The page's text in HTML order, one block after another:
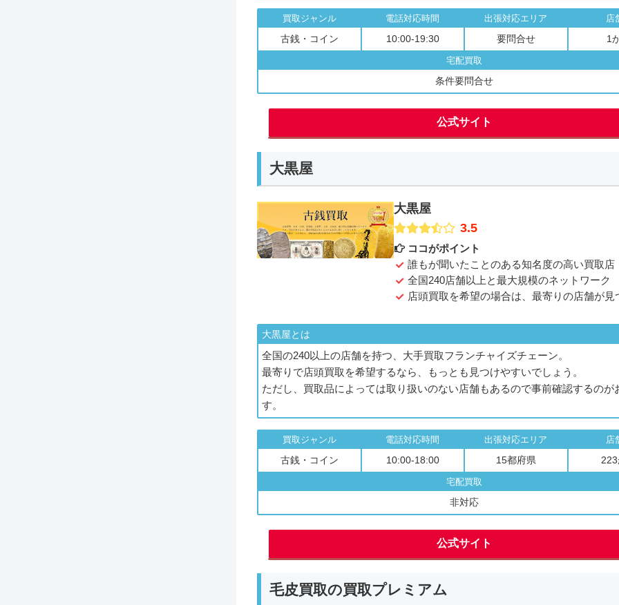
買取ジャンル
古銭・コイン
電話対応時間
10:00-19:30
出張対応エリア
要問合せ
店
1
宅配買取
条件要問合せ
公式サイト
大黒屋
大黒屋
3.5
ココがポイント
誰もが聞いたことのある知名度の高い買取店
全国240店舗以上と最大規模のネットワーク
店頭買取を希望の場合は、最寄りの店舗が見
大黒屋とは
全国の240以上の店舗を持つ、大手買取フランチャイズチェーン。
最寄りで店頭買取を希望するなら、もっとも見つけやすいでしょう。
ただし、買取品によっては取り扱いのない店舗もあるので事前確認するのが
す。
買取ジャンル
古銭・コイン
電話対応時間
10:00-18:00
出張対応エリア
15都府県
店
宅配買取
非対応
公式サイト
毛皮買取の買取プレミアム